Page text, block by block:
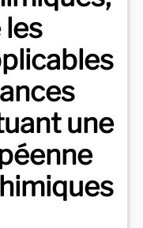
les
une